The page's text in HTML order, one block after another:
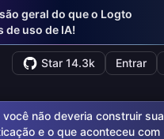
geral do que o Logto
de uso de IA!
Star 14.3k Entrar
não deveria construir sua
e o que aconteceu com